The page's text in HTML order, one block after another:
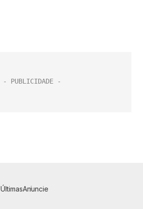
ÚltimasAnuncie